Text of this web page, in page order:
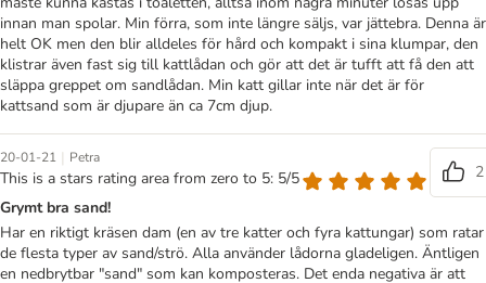
innan man spolar. Min förra, som inte längre säljs, var jättebra. Denna är
helt OK men den blir alldeles för hård och kompakt i sina klumpar, den
klistrar även fast sig till kattlådan och gör att det är tufft att få den att
släppa greppet om sandlådan. Min katt gillar inte när det är för
kattsand som är djupare än ca 7cm djup.
20-01-21 | Petra
This is a stars rating area from zero to 5: 5/5
2
Grymt bra sand!
Har en riktigt kräsen dam (en av tre katter och fyra kattungar) som ratar
de flesta typer av sand/strö. Alla använder lådorna gladeligen. Äntligen
en nedbrytbar "sand" som kan komposteras. Det enda negativa är att